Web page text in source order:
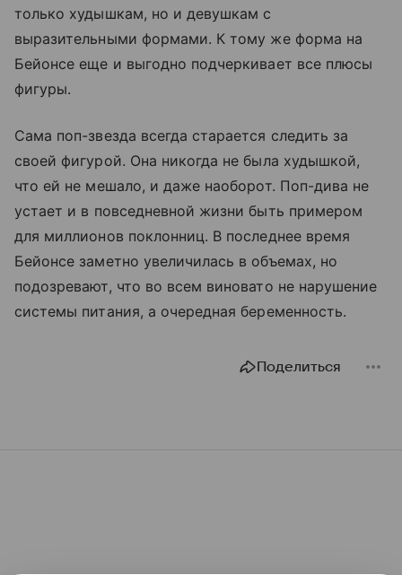
только худышкам, но и девушкам с
выразительными формами. К тому же форма на
Бейонсе еще и выгодно подчеркивает все плюсы
фигуры.
Сама поп-звезда всегда старается следить за
своей фигурой. Она никогда не была худышкой,
что ей не мешало, и даже наоборот. Поп-дива не
устает и в повседневной жизни быть примером
для миллионов поклонниц. В последнее время
Бейонсе заметно увеличилась в объемах, но
подозревают, что во всем виновато не нарушение
системы питания, а очередная беременность.
Поделиться